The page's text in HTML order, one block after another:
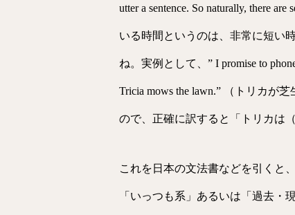
utter a sentence. So naturally, there
いる時間というのは、非常に短い
ね。実例として、” I promise to
Tricia mows the lawn.” （トリカが
ので、正確に訳すると「トリカは
これを日本の文法書などを引くと
「いっつも系」あるいは「過去